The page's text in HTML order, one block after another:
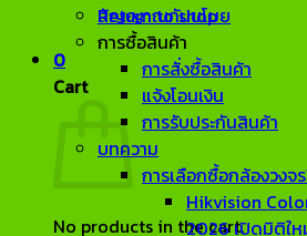
Return to shop
0
Cart
No products in the cart.
สัญญาณกันขโมย
การซื้อสินค้า
การสั่งซื้อสินค้า
แจ้งโอนเงิน
การรับประกันสินค้า
บทความ
การเลือกซื้อกล้องวงจ
Hikvision
2026 เปิดมิติใ